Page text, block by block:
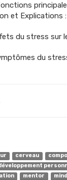
et Explications :
du stress sur
du
cerveau
mentor